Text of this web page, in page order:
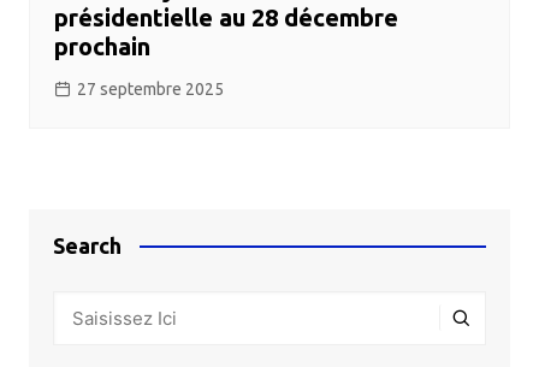
présidentielle au 28 décembre
prochain
27 septembre 2025
Search